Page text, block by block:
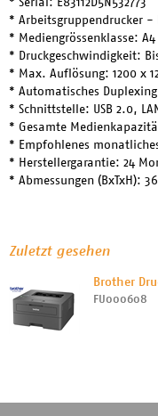
* Serial: E83112D5N532773
* Arbeitsgruppendrucker -
* Mediengrössenklasse: A4
* Druckgeschwindigkeit:
* Max. Auflösung: 1200 x
* Automatisches
* Schnittstelle: USB 2.0,
* Gesamte
* Empfohlenes
* Herstellergarantie: 24
* Abmessungen (BxTxH):
Zuletzt gesehen
Brother
FU000608